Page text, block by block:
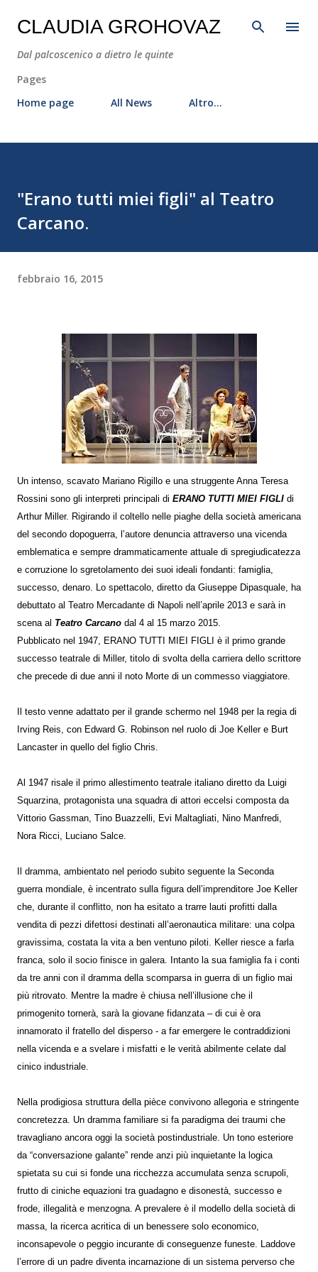
Passa ai contenuti principali
CLAUDIA GROHOVAZ
Dal palcoscenico a dietro le quinte
Pages
Home page
All News Altro…
"Erano tutti miei figli" al Teatro
Carcano.
febbraio 16, 2015
Un intenso, scavato Mariano Rigillo e una struggente Anna Teresa
Rossini sono gli interpreti principali di ERANO TUTTI MIEI FIGLI di
Arthur Miller. Rigirando il coltello nelle piaghe della società americana
del secondo dopoguerra, l’autore denuncia attraverso una vicenda
emblematica e sempre drammaticamente attuale di spregiudicatezza
e corruzione lo sgretolamento dei suoi ideali fondanti: famiglia,
successo, denaro. Lo spettacolo, diretto da Giuseppe Dipasquale, ha
debuttato al Teatro Mercadante di Napoli nell’aprile 2013 e sarà in
scena al Teatro Carcano dal 4 al 15 marzo 2015.
Pubblicato nel 1947, ERANO TUTTI MIEI FIGLI è il primo grande
successo teatrale di Miller, titolo di svolta della carriera dello scrittore
che precede di due anni il noto Morte di un commesso viaggiatore.
Il testo venne adattato per il grande schermo nel 1948 per la regia di
Irving Reis, con Edward G. Robinson nel ruolo di Joe Keller e Burt
Lancaster in quello del figlio Chris.
Al 1947 risale il primo allestimento teatrale italiano diretto da Luigi
Squarzina, protagonista una squadra di attori eccelsi composta da
Vittorio Gassman, Tino Buazzelli, Evi Maltagliati, Nino Manfredi,
Nora Ricci, Luciano Salce.
Il dramma, ambientato nel periodo subito seguente la Seconda
guerra mondiale, è incentrato sulla figura dell’imprenditore Joe Keller
che, durante il conflitto, non ha esitato a trarre lauti profitti dalla
vendita di pezzi difettosi destinati all’aeronautica militare: una colpa
gravissima, costata la vita a ben ventuno piloti. Keller riesce a farla
franca, solo il socio finisce in galera. Intanto la sua famiglia fa i conti
da tre anni con il dramma della scomparsa in guerra di un figlio mai
più ritrovato. Mentre la madre è chiusa nell’illusione che il
primogenito tornerà, sarà la giovane fidanzata – di cui è ora
innamorato il fratello del disperso - a far emergere le contraddizioni
nella vicenda e a svelare i misfatti e le verità abilmente celate dal
cinico industriale.
Nella prodigiosa struttura della pièce convivono allegoria e stringente
concretezza. Un dramma familiare si fa paradigma dei traumi che
travagliano ancora oggi la società postindustriale. Un tono esteriore
da “conversazione galante” rende anzi più inquietante la logica
spietata su cui si fonde una ricchezza accumulata senza scrupoli,
frutto di ciniche equazioni tra guadagno e disonestà, successo e
frode, illegalità e menzogna. A prevalere è il modello della società di
massa, la ricerca acritica di un benessere solo economico,
inconsapevole o peggio incurante di conseguenze funeste. Laddove
l’errore di un padre diventa incarnazione di un sistema perverso che